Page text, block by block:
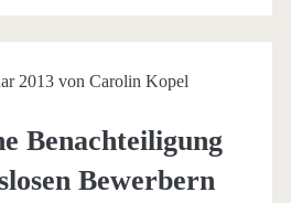
2013 von Carolin Kopel
Benachteiligung
Bewerbern